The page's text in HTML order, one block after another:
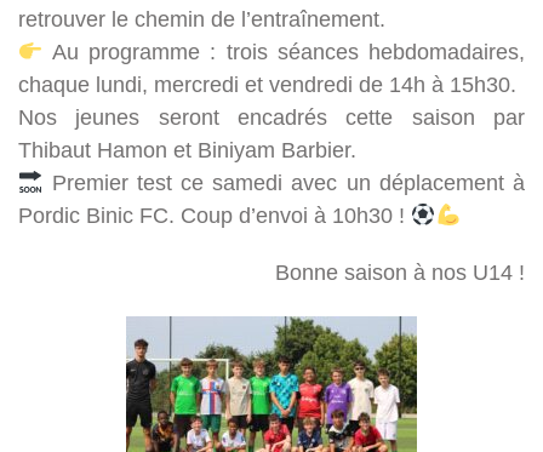
retrouver le chemin de l’entraînement.
Au programme : trois séances hebdomadaires,
chaque lundi, mercredi et vendredi de 14h à 15h30.
Nos jeunes seront encadrés cette saison par
Thibaut Hamon et Biniyam Barbier.
Premier test ce samedi avec un déplacement à
Pordic Binic FC. Coup d’envoi à 10h30 !
Bonne saison à nos U14 !